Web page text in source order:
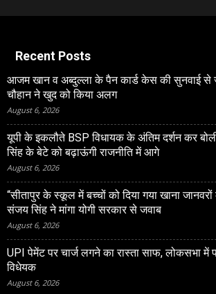
Recent Posts
आजम खान व अब्दुल्ला के पैन कार्ड केस की सुनवाई से
चौहान ने खुद को किया अलग
August 6, 2026
यूपी के इकलौते BSP विधायक के अंतिम दर्शन कर
सिंह के बेटे को बढ़ाऊंगी राजनीति में आगे
August 6, 2026
“सीतापुर के स्‍कूल में बच्‍चों को दिया गया खाना
संजय सिंह ने मांगा योगी सरकार से जवाब
August 6, 2026
UPI पेमेंट पर चार्ज लगने का रास्ता साफ, लोकसभा
विधेयक
August 6, 2026